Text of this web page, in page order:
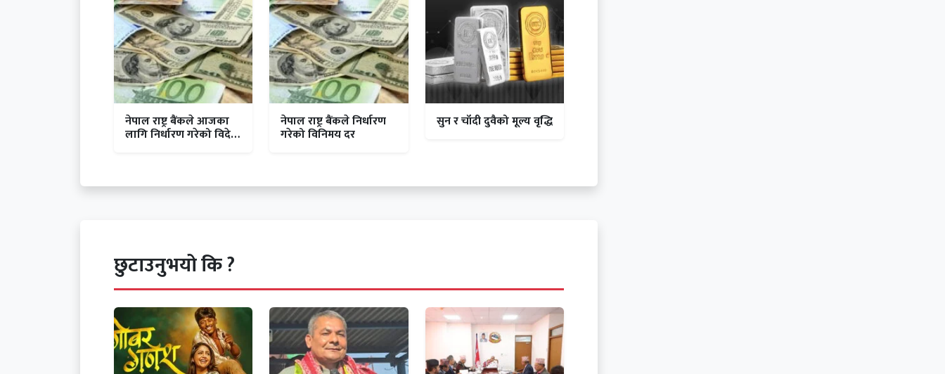
नेपाल राष्ट्र बैंकले आजका
लागि निर्धारण गरेको विदेशी
नेपाल राष्ट्र बैंकले निर्धारण
गरेको विनिमय दर
सुन र चाँदी दुवैको मूल्य वृद्धि
छुटाउनुभयो कि ?